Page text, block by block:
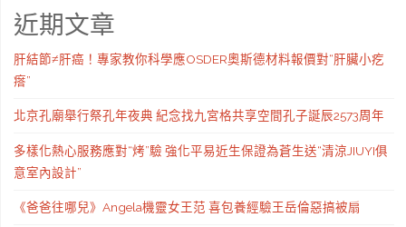
近期文章
肝結節≠肝癌！專家教你科學應OSDER奧斯德材料報價對“肝臟小疙
瘩”
北京孔廟舉行祭孔年夜典 紀念找九宮格共享空間孔子誕辰2573周年
多樣化熱心服務應對“烤”驗 強化平易近生保證為蒼生送“清涼JIUYI俱
意室內設計”
《爸爸往哪兒》Angela機靈女王范 喜包養經驗王岳倫惡搞被扇